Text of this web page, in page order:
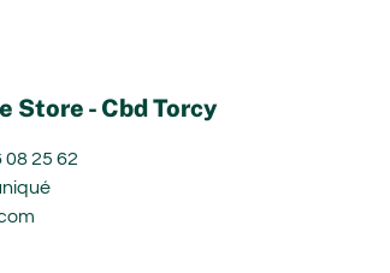
Store - Cbd Torcy
08 25 62